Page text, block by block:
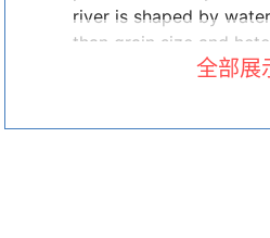
river is shaped by
than grain size and
The Total Environment
全部展